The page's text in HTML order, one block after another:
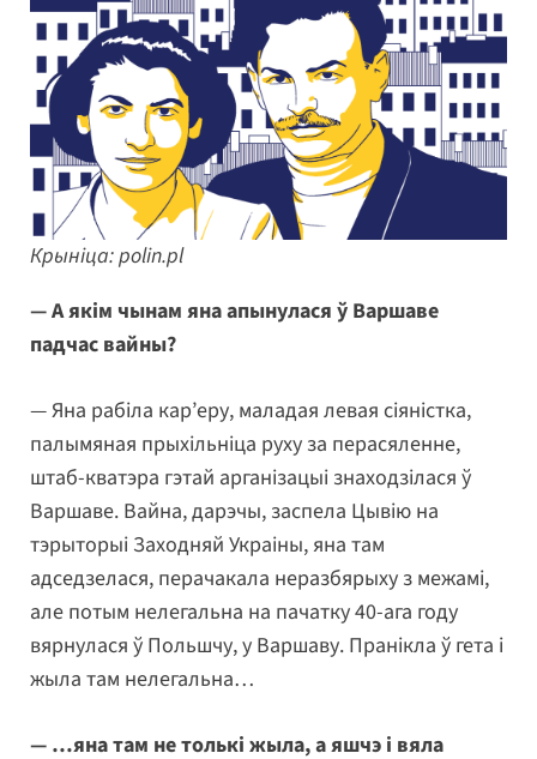
Крыніца: polin.pl
— А якім чынам яна апынулася ў Варшаве
падчас вайны?
— Яна рабіла кар’еру, маладая левая сіяністка,
палымяная прыхільніца руху за перасяленне,
штаб-кватэра гэтай арганізацыі знаходзілася ў
Варшаве. Вайна, дарэчы, заспела Цывію на
тэрыторыі Заходняй Украіны, яна там
адседзелася, перачакала неразбярыху з межамі,
але потым нелегальна на пачатку 40-ага году
вярнулася ў Польшчу, у Варшаву. Пранікла ў гета і
жыла там нелегальна…
— …яна там не толькі жыла, а яшчэ і вяла